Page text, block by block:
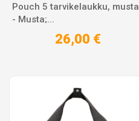
Pouch 5 tarvikelaukku, musta
- Musta;...
26,00 €